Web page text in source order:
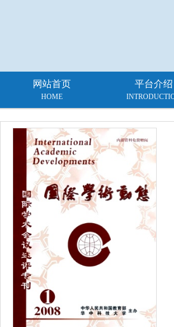
网站首页
HOME
平台介绍